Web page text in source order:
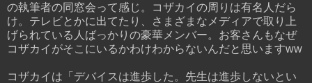
の執筆者の同窓会って感じ。コザカイの周りは有名人だら
け。テレビとかに出てたり、さまざまなメディアで取り上
げられている人ばっかりの豪華メンバー。お客さんもなぜ
コザカイがそこにいるかわけわからないんだと思いますww
コザカイは「デバイスは進歩した。先生は進歩しないとい